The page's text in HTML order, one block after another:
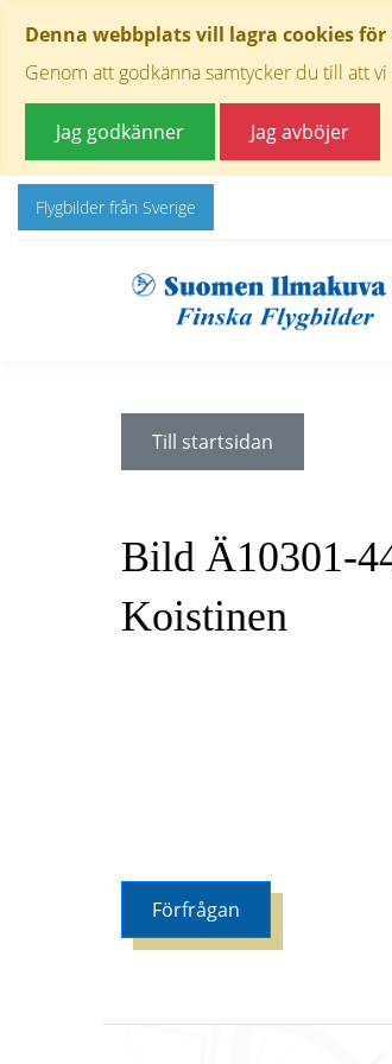
Denna webbplats vill lagra cookies
Genom att godkänna samtycker du till att
Jag godkänner Jag avböjer
Flygbilder från Sverige
Till startsidan
Bild Ä10301-
Koistinen
Förfrågan